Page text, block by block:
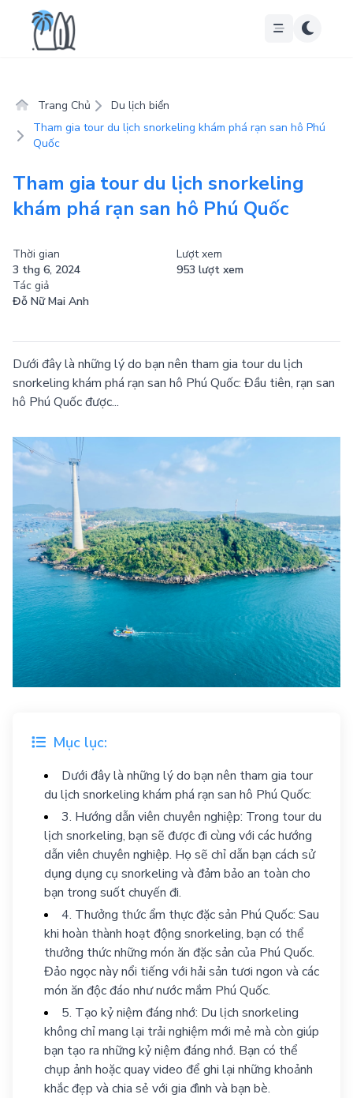
Trang Chủ
Du lịch biển
Tham gia tour du lịch snorkeling khám phá rạn san hô Phú
Quốc
Tham gia tour du lịch snorkeling
khám phá rạn san hô Phú Quốc
Thời gian
3 thg 6, 2024
Lượt xem
953 lượt xem
Tác giả
Đỗ Nữ Mai Anh
Dưới đây là những lý do bạn nên tham gia tour du lịch
snorkeling khám phá rạn san hô Phú Quốc: Đầu tiên, rạn san
hô Phú Quốc được...
Mục lục:
Dưới đây là những lý do bạn nên tham gia tour
du lịch snorkeling khám phá rạn san hô Phú Quốc:
3. Hướng dẫn viên chuyên nghiệp: Trong tour du
lịch snorkeling, bạn sẽ được đi cùng với các hướng
dẫn viên chuyên nghiệp. Họ sẽ chỉ dẫn bạn cách sử
dụng dụng cụ snorkeling và đảm bảo an toàn cho
bạn trong suốt chuyến đi.
4. Thưởng thức ẩm thực đặc sản Phú Quốc: Sau
khi hoàn thành hoạt động snorkeling, bạn có thể
thưởng thức những món ăn đặc sản của Phú Quốc.
Đảo ngọc này nổi tiếng với hải sản tươi ngon và các
món ăn độc đáo như nước mắm Phú Quốc.
5. Tạo kỷ niệm đáng nhớ: Du lịch snorkeling
không chỉ mang lại trải nghiệm mới mẻ mà còn giúp
bạn tạo ra những kỷ niệm đáng nhớ. Bạn có thể
chụp ảnh hoặc quay video để ghi lại những khoảnh
khắc đẹp và chia sẻ với gia đình và bạn bè.